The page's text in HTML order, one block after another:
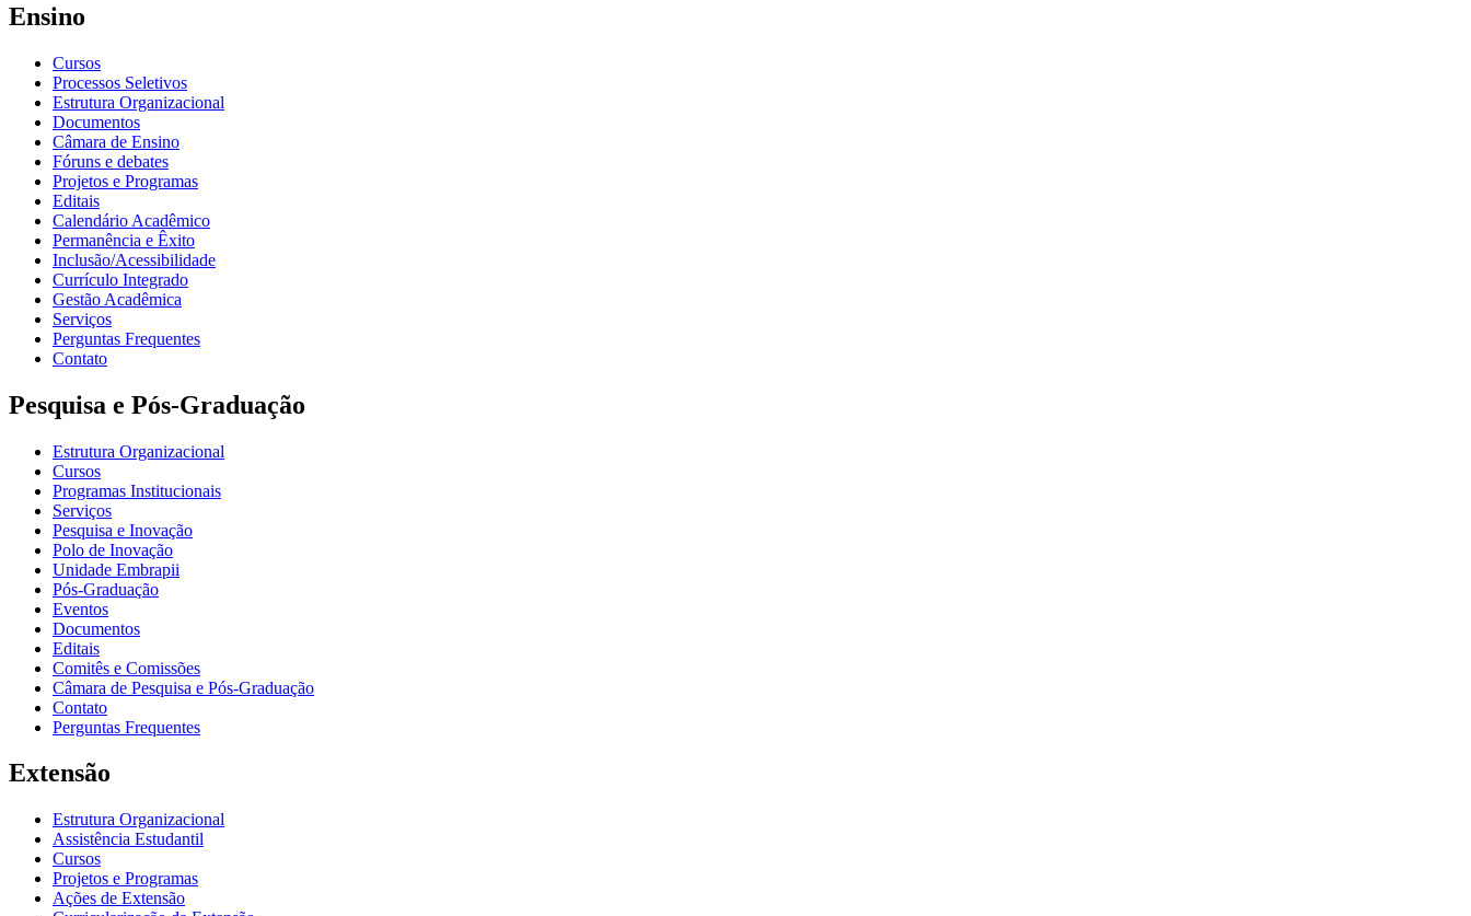
Ensino
Cursos
Processos Seletivos
Estrutura Organizacional
Documentos
Câmara de Ensino
Fóruns e debates
Projetos e Programas
Editais
Calendário Acadêmico
Permanência e Êxito
Inclusão/Acessibilidade
Currículo Integrado
Gestão Acadêmica
Serviços
Perguntas Frequentes
Contato
Pesquisa e Pós-Graduação
Estrutura Organizacional
Cursos
Programas Institucionais
Serviços
Pesquisa e Inovação
Polo de Inovação
Unidade Embrapii
Pós-Graduação
Eventos
Documentos
Editais
Comitês e Comissões
Câmara de Pesquisa e Pós-Graduação
Contato
Perguntas Frequentes
Extensão
Estrutura Organizacional
Assistência Estudantil
Cursos
Projetos e Programas
Ações de Extensão